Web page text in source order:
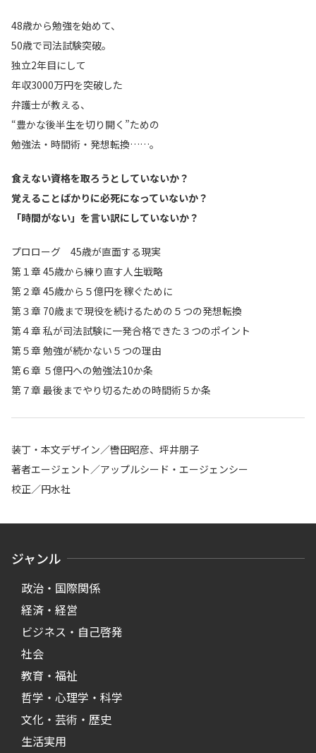
48歳から勉強を始めて、
50歳で司法試験突破。
独立2年目にして
年収3000万円を突破した
弁護士が教える、
“豊かな後半生を切り開く”ための
勉強法・時間術・発想転換……。
食えない資格を取ろうとしていないか？
覚えることばかりに必死になっていないか？
「時間がない」を言い訳にしていないか？
プロローグ 45歳が直面する現実
第１章 45歳から練り直す人生戦略
第２章 45歳から５億円を稼ぐために
第３章 70歳まで現役を続けるための５つの発想転換
第４章 私が司法試験に一発合格できた３つのポイント
第５章 勉強が続かない５つの理由
第６章 ５億円への勉強法10か条
第７章 最後までやり切るための時間術５か条
装丁・本文デザイン／轡田昭彦、坪井朋子
著者エージェント／アップルシード・エージェンシー
校正／円水社
ジャンル
政治・国際関係
経済・経営
ビジネス・自己啓発
社会
教育・福祉
哲学・心理学・科学
文化・芸術・歴史
生活実用